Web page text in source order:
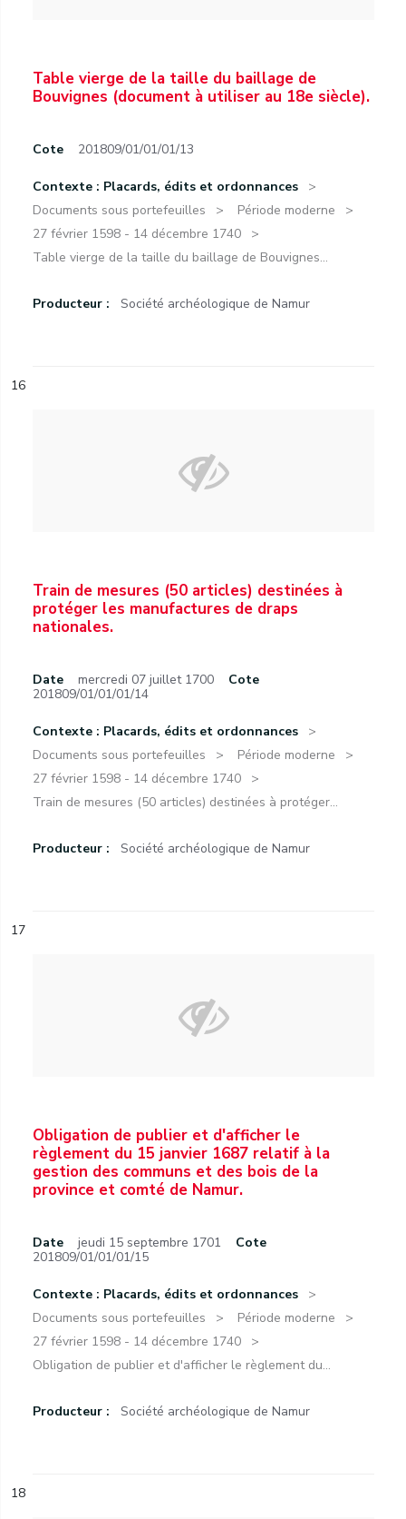
Table vierge de la taille du baillage de
Bouvignes (document à utiliser au 18e siècle).
Cote 201809/01/01/01/13
Contexte : Placards, édits et ordonnances
Documents sous portefeuilles
Période moderne
27 février 1598 - 14 décembre 1740
Table vierge de la taille du baillage de Bouvignes...
Producteur : Société archéologique de Namur
16
Train de mesures (50 articles) destinées à
protéger les manufactures de draps
nationales.
Date mercredi 07 juillet 1700
Cote
201809/01/01/01/14
Contexte : Placards, édits et ordonnances
Documents sous portefeuilles
Période moderne
27 février 1598 - 14 décembre 1740
Train de mesures (50 articles) destinées à protéger...
Producteur : Société archéologique de Namur
17
Obligation de publier et d'afficher le
règlement du 15 janvier 1687 relatif à la
gestion des communs et des bois de la
province et comté de Namur.
Date jeudi 15 septembre 1701
Cote
201809/01/01/01/15
Contexte : Placards, édits et ordonnances
Documents sous portefeuilles
Période moderne
27 février 1598 - 14 décembre 1740
Obligation de publier et d'afficher le règlement du...
Producteur : Société archéologique de Namur
18